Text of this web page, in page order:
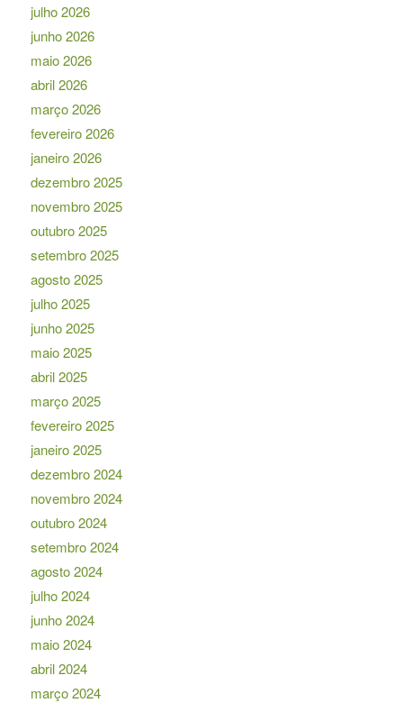
julho 2026
junho 2026
maio 2026
abril 2026
março 2026
fevereiro 2026
janeiro 2026
dezembro 2025
novembro 2025
outubro 2025
setembro 2025
agosto 2025
julho 2025
junho 2025
maio 2025
abril 2025
março 2025
fevereiro 2025
janeiro 2025
dezembro 2024
novembro 2024
outubro 2024
setembro 2024
agosto 2024
julho 2024
junho 2024
maio 2024
abril 2024
março 2024